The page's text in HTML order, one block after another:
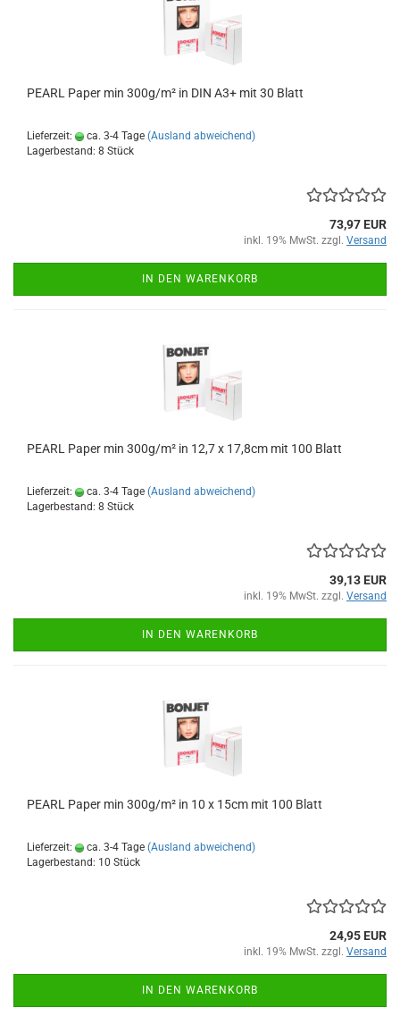
PEARL Paper min 300g/m² in DIN A3+ mit 30 Blatt
Lieferzeit: ca. 3-4 Tage (Ausland abweichend)
Lagerbestand: 8 Stück
73,97 EUR
inkl. 19% MwSt. zzgl. Versand
IN DEN WARENKORB
PEARL Paper min 300g/m² in 12,7 x 17,8cm mit 100 Blatt
Lieferzeit: ca. 3-4 Tage (Ausland abweichend)
Lagerbestand: 8 Stück
39,13 EUR
inkl. 19% MwSt. zzgl. Versand
IN DEN WARENKORB
PEARL Paper min 300g/m² in 10 x 15cm mit 100 Blatt
Lieferzeit: ca. 3-4 Tage (Ausland abweichend)
Lagerbestand: 10 Stück
24,95 EUR
inkl. 19% MwSt. zzgl. Versand
IN DEN WARENKORB